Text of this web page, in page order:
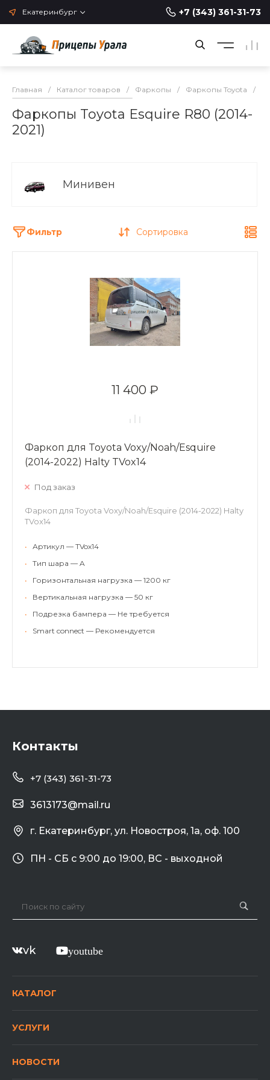
Екатеринбург +7 (343) 361-31-73
Главная / Каталог товаров / Фаркопы / Фаркопы Toyota /
Фаркопы Toyota Esquire R80 (2014-
2021)
Минивен
Фильтр Сортировка
11 400 ₽
Фаркоп для Toyota Voxy/Noah/Esquire
(2014-2022) Halty TVox14
Под заказ
Фаркоп для Toyota Voxy/Noah/Esquire (2014-2022) Halty
TVox14
•
Артикул — TVox14
•
Тип шара — A
•
Горизонтальная нагрузка — 1200 кг
•
Вертикальная нагрузка — 50 кг
•
Подрезка бампера — Не требуется
•
Smart connect — Рекомендуется
Контакты
+7 (343) 361-31-73
г. Екатеринбург, ул. Новостроя, 1а, оф. 100
3613173@mail.ru
ПН - СБ с 9:00 до 19:00, ВС - выходной
vk youtube
КАТАЛОГ
УСЛУГИ
НОВОСТИ